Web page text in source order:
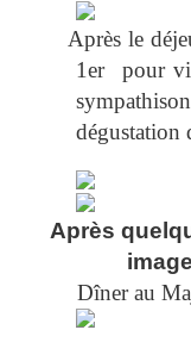
Après le
1er pour
dégustation
Après
Dîner au